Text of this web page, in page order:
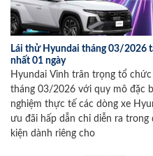
Lái thử Hyundai tháng 03/2026
nhất 01 ngày
Hyundai Vinh trân trọng tổ
tháng 03/2026 với quy mô đặc
nghiệm thực tế các dòng xe
ưu đãi hấp dẫn chỉ diễn ra
kiện dành riêng cho